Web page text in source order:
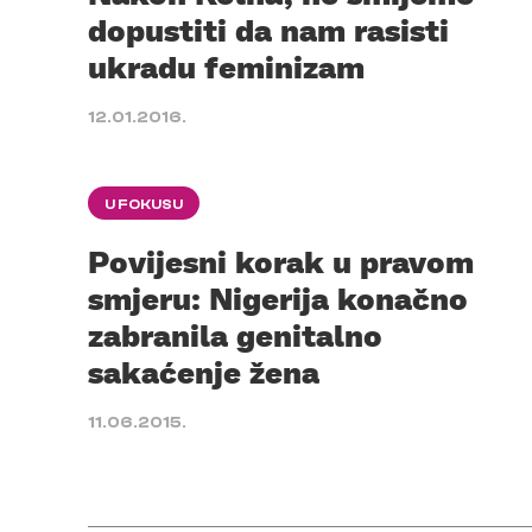
dopustiti da nam rasisti
ukradu feminizam
12.01.2016.
U FOKUSU
Povijesni korak u pravom
smjeru: Nigerija konačno
zabranila genitalno
sakaćenje žena
11.06.2015.